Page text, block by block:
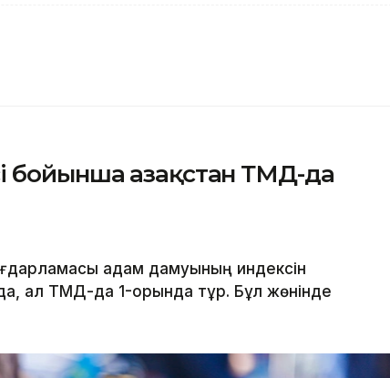
Қазақстан ТМД-да
адам дамуының индексін
ал ТМД-да 1-орында тұр. Бұл жөнінде